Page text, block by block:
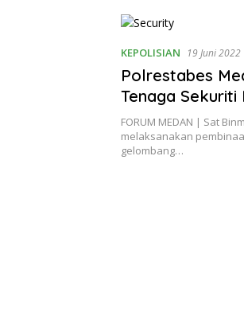
KEPOLISIAN 19 Juni 2022
Polrestabes
Tenaga Sekuriti
FORUM MEDAN | Sat
melaksanakan
gelombang…